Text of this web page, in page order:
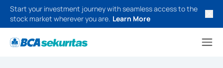
Start your investment journey with seamless access to the
stock market wherever you are. Learn More